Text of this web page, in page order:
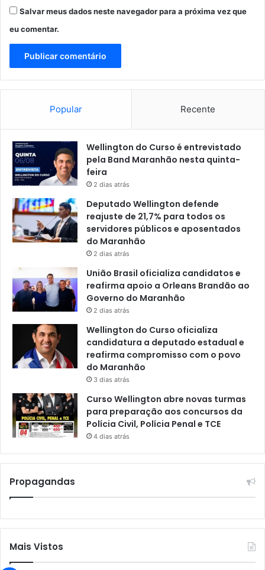
E
S
Í
Salvar meus dados neste navegador para a próxima vez que
eu comentar.
Popular Recente
Wellington do Curso é entrevistado
pela Band Maranhão nesta quinta-
feira
2 dias atrás
Deputado Wellington defende
reajuste de 21,7% para todos os
servidores públicos e aposentados
do Maranhão
2 dias atrás
União Brasil oficializa candidatos e
reafirma apoio a Orleans Brandão ao
Governo do Maranhão
2 dias atrás
Wellington do Curso oficializa
candidatura a deputado estadual e
reafirma compromisso com o povo
do Maranhão
3 dias atrás
Curso Wellington abre novas turmas
para preparação aos concursos da
Polícia Civil, Polícia Penal e TCE
4 dias atrás
Propagandas
Mais Vistos